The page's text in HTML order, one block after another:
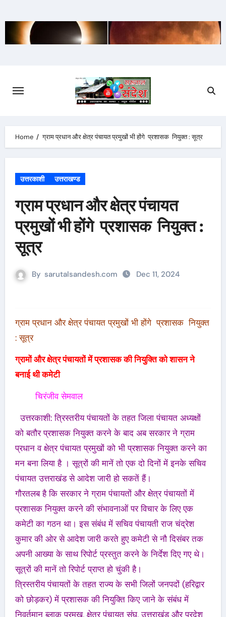
to
Home ग्राम प्रधान और क्षेत्र पंचायत प्रमुखों भी होंगे प्रशासक नियुक्त : सूत्र
उत्तरकाशी उत्तराखण्ड
ग्राम प्रधान और क्षेत्र पंचायत
प्रमुखों भी होंगे प्रशासक नियुक्त :
सूत्र
By sarutalsandesh.com Dec 11, 2024
ग्राम प्रधान और क्षेत्र पंचायत प्रमुखों भी होंगे प्रशासक नियुक्त
: सूत्र
ग्रामों और क्षेत्र पंचायतों में प्रशासक की नियुक्ति को शासन ने
बनाई थी कमेटी
चिरंजीव सेमवाल
उत्तरकाशी: त्रिस्तरीय पंचायतों के तहत जिला पंचायत अध्यक्षों
को बतौर प्रशासक नियुक्त करने के बाद अब सरकार ने ग्राम
प्रधान व क्षेत्र पंचायत प्रमुखों को भी प्रशासक नियुक्त करने का
मन बना लिया है ‌। सूत्रों की मानें तो एक दो दिनों में इनके सचिव
पंचायत उत्तराखंड से आदेश जारी हो सकतें हैं।
गौरतलब है कि सरकार ने ग्राम पंचायतों और क्षेत्र पंचायतों में
प्रशासक नियुक्त करने की संभावनाओं पर विचार के लिए एक
कमेटी का गठन था। इस संबंध में सचिव पंचायती राज चंद्रेश
कुमार की ओर से आदेश जारी करते हुए कमेटी से नौ दिसंबर तक
अपनी आख्या के साथ रिपोर्ट प्रस्तुत करने के निर्देश दिए गए थे।
सूत्रों की मानें तो रिपोर्ट प्राप्त हो चुंकी है।
त्रिस्तरीय पंचायतों के तहत राज्य के सभी जिलों जनपदों (हरिद्वार
को छोड़कर) में प्रशासक की नियुक्ति किए जाने के संबंध में
निवर्तमान ब्लाक प्रमुख, क्षेत्र पंचायत संघ, उत्तराखंड और प्रदेश